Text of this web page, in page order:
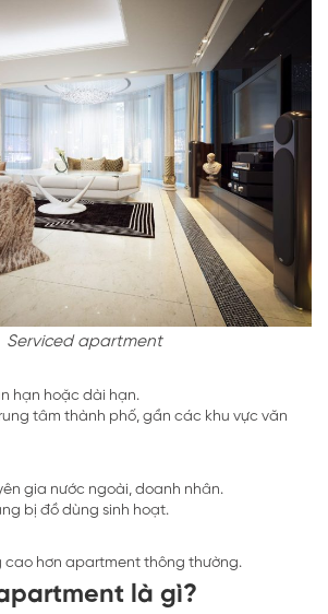
Serviced apartment
hạn hoặc dài hạn.
tâm thành phố, gần các khu vực văn
gia nước ngoài, doanh nhân.
bị đồ dùng sinh hoạt.
cao hơn apartment thông thường.
là gì?